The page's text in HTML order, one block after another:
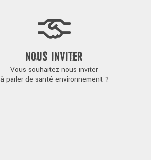
NOUS INVITER
Vous souhaitez nous inviter
à parler de santé environnement ?